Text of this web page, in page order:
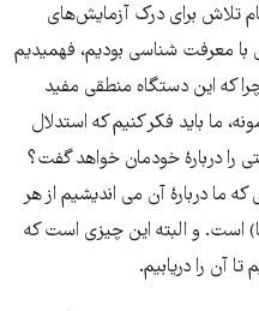
تلاش برای درک آزمایش‌‌‌های
معرفت شناسی بودیم، فهمیدیم
که این دستگاه منطقی مفید
ما باید فکر کنیم که استدلال
را دربارۀ خودمان خواهد گفت؟
ما دربارۀ آن می اندیشیم از هر
است. و البته این چیزی است که
آن را دریابیم.